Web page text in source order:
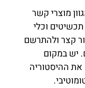
מוצרי קשר
וכלי
קצר ולהתרשם
יש במקום
את ההיסטוריה